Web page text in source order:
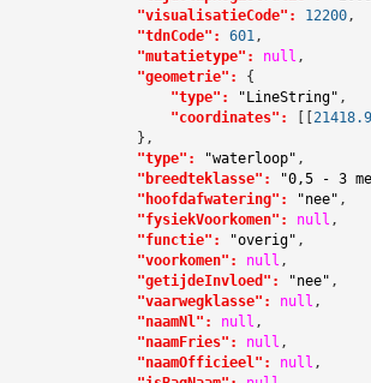
"visualisatieCode":
12200,
"tdnCode":
601 ,
"mutatietype":
null ,
"geometrie":
{
"type":
"LineString" ,
"coordinates":
[[
                },
"type":
"waterloop" ,
"breedteklasse":
"0,5 - 3
"hoofdafwatering":
"nee" ,
"fysiekVoorkomen":
null ,
"functie":
"overig" ,
"voorkomen":
null ,
"getijdeInvloed":
"nee" ,
"vaarwegklasse":
null ,
"naamNl":
null ,
"naamFries":
null ,
"naamOfficieel":
null ,